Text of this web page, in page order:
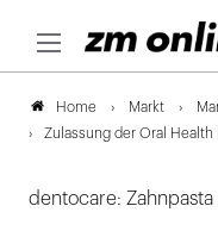
Home Markt
Zulassung der Oral Health
dentocare: Zahnpasta